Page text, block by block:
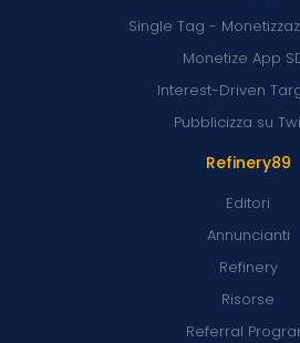
Refinery89
Editori
Annuncianti
Refinery
Risorse
Referral
Single Tag -
Monetize App
Interest-Driven
Pubblicizza su